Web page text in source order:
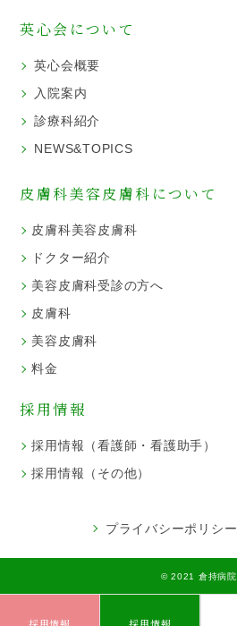
採用情報 採用情報
英心会について
英心会概要
入院案内
診療科紹介
NEWS&TOPICS
皮膚科美容皮膚科について
皮膚科美容皮膚科
ドクター紹介
美容皮膚科受診の方へ
皮膚科
美容皮膚科
料金
採用情報
採用情報（看護師・看護助手）
採用情報（その他）
プライバシーポリシー
© 2021 倉持病院.